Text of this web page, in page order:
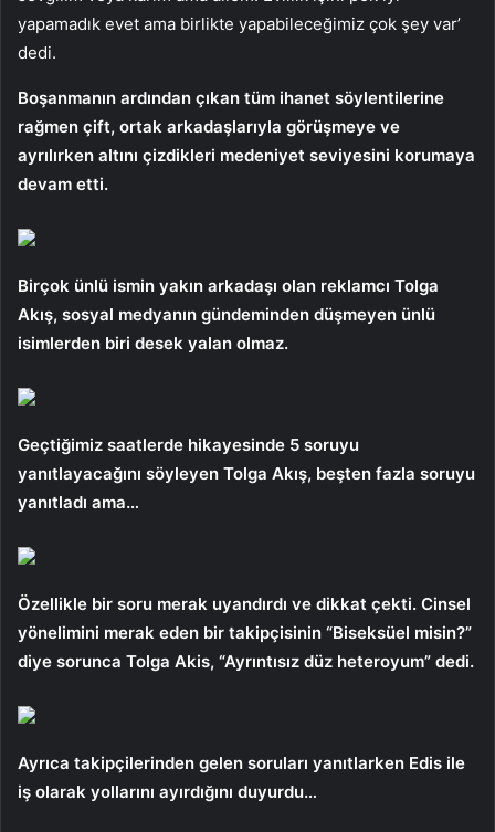
yapamadık evet ama birlikte yapabileceğimiz çok şey var’
dedi.
Boşanmanın ardından çıkan tüm ihanet söylentilerine
rağmen çift, ortak arkadaşlarıyla görüşmeye ve
ayrılırken altını çizdikleri medeniyet seviyesini korumaya
devam etti.
Birçok ünlü ismin yakın arkadaşı olan reklamcı Tolga
Akış, sosyal medyanın gündeminden düşmeyen ünlü
isimlerden biri desek yalan olmaz.
Geçtiğimiz saatlerde hikayesinde 5 soruyu
yanıtlayacağını söyleyen Tolga Akış, beşten fazla soruyu
yanıtladı ama…
Özellikle bir soru merak uyandırdı ve dikkat çekti. Cinsel
yönelimini merak eden bir takipçisinin “Biseksüel misin?”
diye sorunca Tolga Akis, “Ayrıntısız düz heteroyum” dedi.
Ayrıca takipçilerinden gelen soruları yanıtlarken Edis ile
iş olarak yollarını ayırdığını duyurdu…